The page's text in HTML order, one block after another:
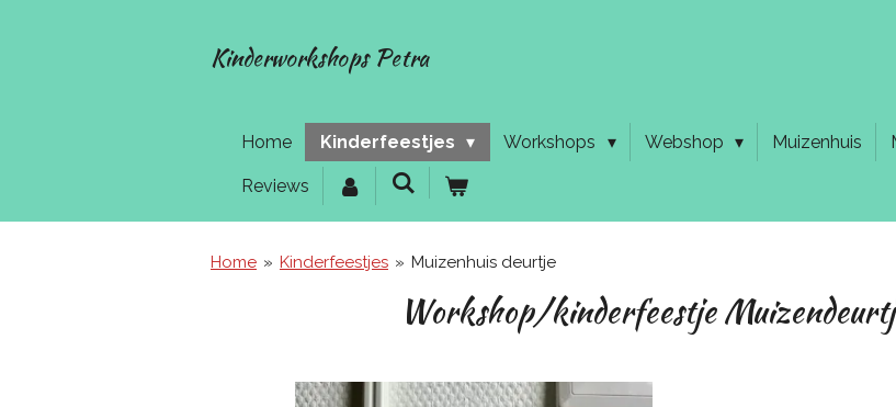
Kinderworkshops Petra
Home Kinderfeestjes Workshops Webshop Muizenhuis
Reviews
Home » Kinderfeestjes » Muizenhuis deurtje
Workshop/kinderfeestje